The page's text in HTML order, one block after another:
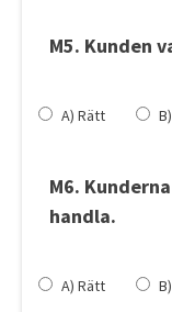
M5. Kunden
A) Rätt
M6.
handla.
A) Rätt